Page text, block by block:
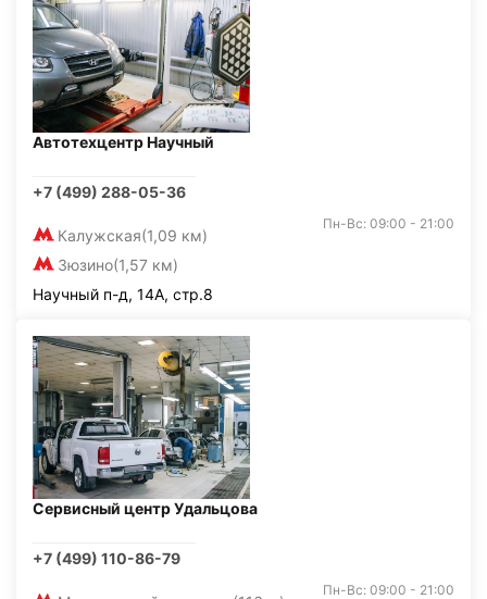
Автотехцентр Научный
+7 (499) 288-05-36
Калужская(1,09 км)
Зюзино(1,57 км)
Пн-Вс: 09:00 - 21:00
Научный п-д, 14А, стр.8
Сервисный центр Удальцова
+7 (499) 110-86-79
Пн-Вс: 09:00 - 21:00